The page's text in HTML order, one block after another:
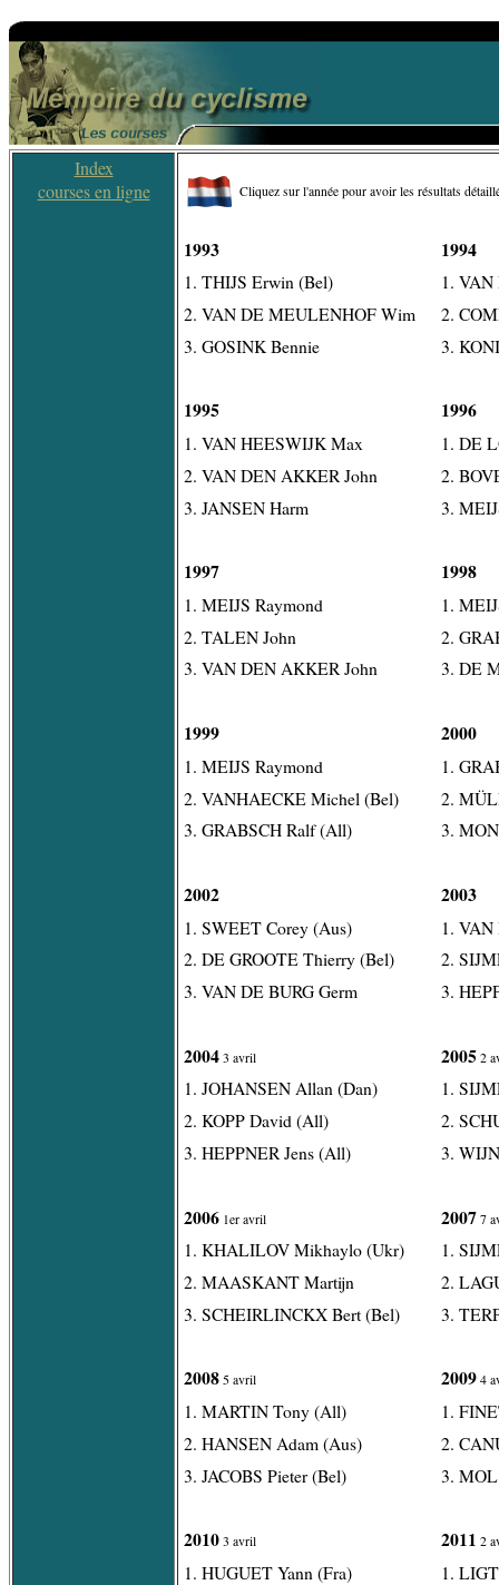
Index
courses en ligne
Cliquez sur l'année pour avoir les résultats
1993
1. THIJS Erwin (Bel)
2. VAN DE MEULENHOF Wim
3. GOSINK Bennie
1995
1. VAN HEESWIJK Max
2. VAN DEN AKKER John
3. JANSEN Harm
1997
1. MEIJS Raymond
2. TALEN John
3. VAN DEN AKKER John
1999
1. MEIJS Raymond
2. VANHAECKE Michel (Bel)
3. GRABSCH Ralf (All)
2002
1. SWEET Corey (Aus)
2. DE GROOTE Thierry (Bel)
3. VAN DE BURG Germ
2004 3 avril
1. JOHANSEN Allan (Dan)
2. KOPP David (All)
3. HEPPNER Jens (All)
2006 1er avril
1. KHALILOV Mikhaylo (Ukr)
2. MAASKANT Martijn
3. SCHEIRLINCKX Bert (Bel)
2008 5 avril
1. MARTIN Tony (All)
2. HANSEN Adam (Aus)
3. JACOBS Pieter (Bel)
2010 3 avril
1. HUGUET Yann (Fra)
1994
1.
2.
3.
1996
1. DE
2.
3.
1998
1.
2.
3. DE
2000
1.
2.
3.
2003
1.
2.
3.
2005 2
1.
2.
3.
2007 7
1.
2.
3.
2009 4
1.
2.
3.
2011 2
1.